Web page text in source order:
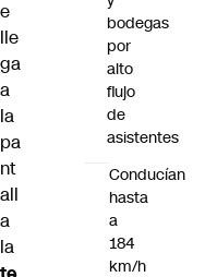
e
lle
ga
a
la
pa
nt
all
a
la
bodegas
por
alto
flujo
de
asistentes
Conducían
hasta
a
184
km/h